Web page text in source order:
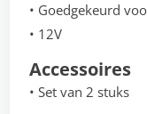
• Goedgekeurd
• 12V
Accessoires
• Set van 2 stuks